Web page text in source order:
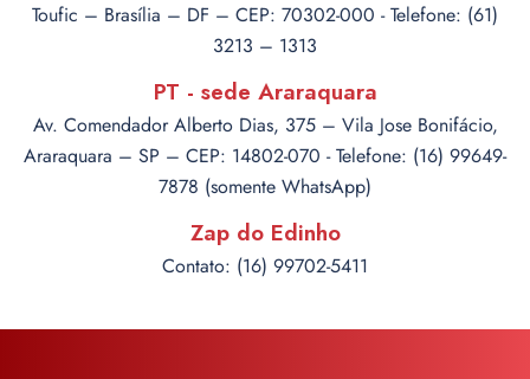
Toufic – Brasília – DF – CEP: 70302-000 - Telefone: (61)
3213 – 1313
PT - sede Araraquara
Av. Comendador Alberto Dias, 375 – Vila Jose Bonifácio,
Araraquara – SP – CEP: 14802-070 - Telefone: (16) 99649-
7878 (somente WhatsApp)
Zap do Edinho
Contato: (16) 99702-5411